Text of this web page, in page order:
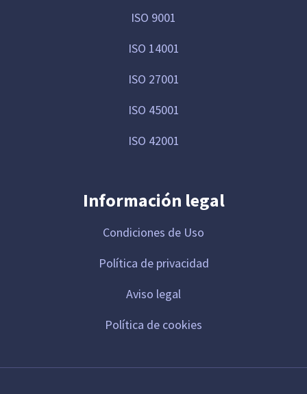
ISO 9001
ISO 14001
ISO 27001
ISO 45001
ISO 42001
Información legal
Condiciones de Uso
Política de privacidad
Aviso legal
Política de cookies